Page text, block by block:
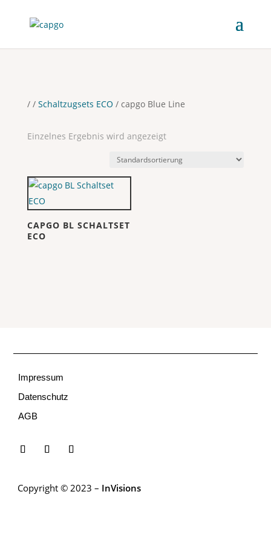
/ / Schaltzugsets ECO / capgo Blue Line
Einzelnes Ergebnis wird angezeigt
CAPGO BL SCHALTSET
ECO
Impressum
Datenschutz
AGB
Copyright © 2023 – InVisions